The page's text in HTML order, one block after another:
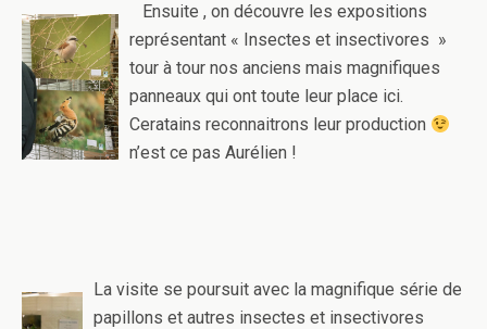
Ensuite , on découvre les expositions
représentant « Insectes et insectivores »
tour à tour nos anciens mais magnifiques
panneaux qui ont toute leur place ici.
Ceratains reconnaitrons leur production
n’est ce pas Aurélien !
La visite se poursuit avec la magnifique série de
papillons et autres insectes et insectivores